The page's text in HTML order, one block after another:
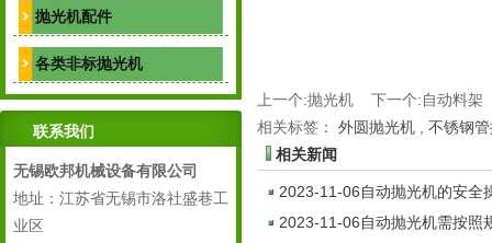
抛光机配件
各类非标抛光机
联系我们
无锡欧邦机械设备有限公司
地址：江苏省无锡市洛社盛巷工
业区
上一个:抛光机 下一个:自动料架
相关标签：
外圆抛光机
不锈钢
相关新闻
2023-11-06自动抛光机的安全
2023-11-06自动抛光机需按照